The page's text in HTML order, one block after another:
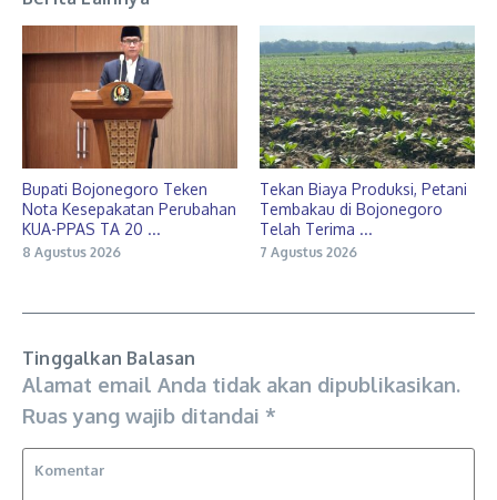
Bupati Bojonegoro Teken
Nota Kesepakatan Perubahan
KUA-PPAS TA 20 ...
8 Agustus 2026
Tekan Biaya Produksi, Petani
Tembakau di Bojonegoro
Telah Terima ...
7 Agustus 2026
Tinggalkan Balasan
Alamat email Anda tidak akan dipublikasikan.
Ruas yang wajib ditandai *